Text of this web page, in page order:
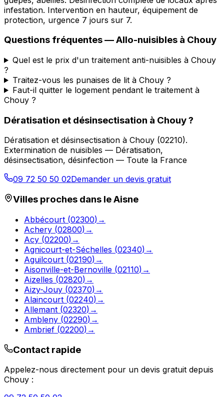
infestation. Intervention en hauteur, équipement de
protection, urgence 7 jours sur 7.
Questions fréquentes —Allo-nuisibles à Chouy
Quel est le prix d'un traitement anti-nuisibles à Chouy
?
Traitez-vous les punaises de lit à Chouy ?
Faut-il quitter le logement pendant le traitement à
Chouy ?
Dératisation et désinsectisation à Chouy?
Dératisation et désinsectisation à Chouy (02210).
Extermination de nuisibles — Dératisation,
désinsectisation, désinfection — Toute la France
09 72 50 50 02Demander un devis gratuit
Villes proches dans leAisne
Abbécourt (02300) →
Achery (02800) →
Acy (02200) →
Agnicourt-et-Séchelles (02340) →
Aguilcourt (02190) →
Aisonville-et-Bernoville (02110) →
Aizelles (02820) →
Aizy-Jouy (02370) →
Alaincourt (02240) →
Allemant (02320) →
Ambleny (02290) →
Ambrief (02200) →
Contact rapide
Appelez-nous directement pour un devis gratuit depuis
Chouy :